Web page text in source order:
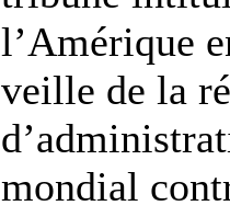
l’Amérique
veille de la
mondial